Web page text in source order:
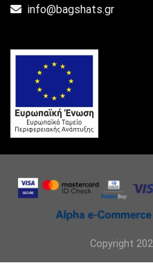
info@bagshats.gr
Copyright